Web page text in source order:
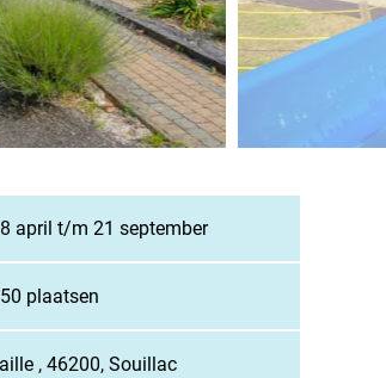
april t/m 21 september
plaatsen
, 46200, Souillac